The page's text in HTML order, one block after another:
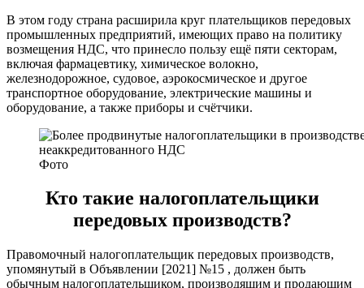
В этом году страна расширила круг плательщиков передовых
промышленных предприятий, имеющих право на политику
возмещения НДС, что принесло пользу ещё пяти секторам,
включая фармацевтику, химическое волокно,
железнодорожное, судовое, аэрокосмическое и другое
транспортное оборудование, электрические машины и
оборудование, а также приборы и счётчики.
Фото
Кто такие налогоплательщики
передовых производств?
Правомочный налогоплательщик передовых производств,
упомянутый в Объявлении [2021] №15 , должен быть
обычным налогоплательщиком, производящим и продающим